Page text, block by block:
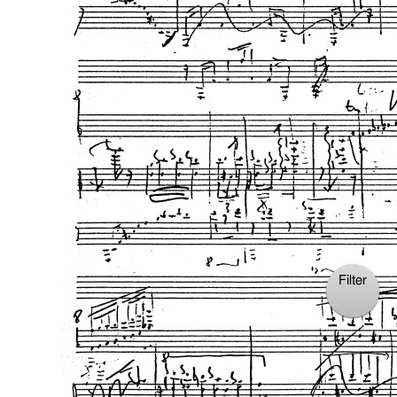
Filter